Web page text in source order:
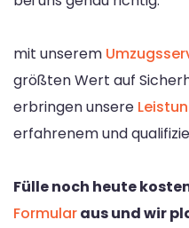
mit unserem
größten Wert auf
erbringen unsere
erfahrenem und
Fülle noch heute
Formularaus und wir